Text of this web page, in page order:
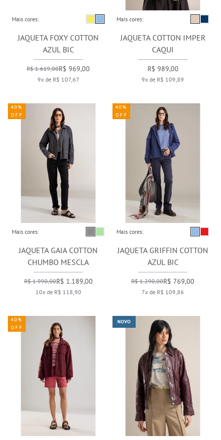
Mais cores:
JAQUETA FOXY COTTON
AZUL BIC
R$ 1.619,00R$ 969,00
9x de R$ 107,67
Mais cores:
JAQUETA COTTON IMPER
CAQUI
R$ 989,00
9x de R$ 109,89
Mais cores:
JAQUETA GAIA COTTON
CHUMBO MESCLA
R$ 1.990,00R$ 1.189,00
10x de R$ 118,90
40%
OFF
Mais cores:
JAQUETA GRIFFIN COTTON
AZUL BIC
R$ 1.290,00R$ 769,00
7x de R$ 109,86
40%
OFF
40%
OFF
NOVO